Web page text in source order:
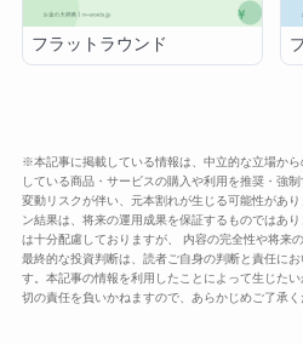
フラットラウンド
※本記事に掲載している情報は、中立的な立場か
している商品・サービスの購入や利用を推奨・強
変動リスクが伴い、元本割れが生じる可能性があ
ン結果は、将来の運用成果を保証するものではあ
は十分配慮しておりますが、 内容の完全性や将来
最終的な投資判断は、読者ご自身の判断と責任に
す。本記事の情報を利用したことによって生じた
切の責任を負いかねますので、あらかじめご了承く